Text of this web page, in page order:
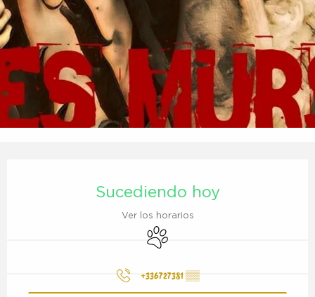
Sucediendo hoy
Ver los horarios
Se aceptan animales
+336727381▒▒